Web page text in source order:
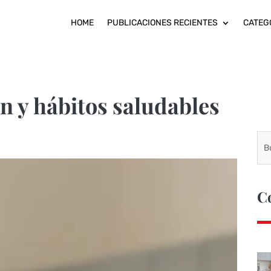
HOME PUBLICACIONES RECIENTES
y hábitos saludables